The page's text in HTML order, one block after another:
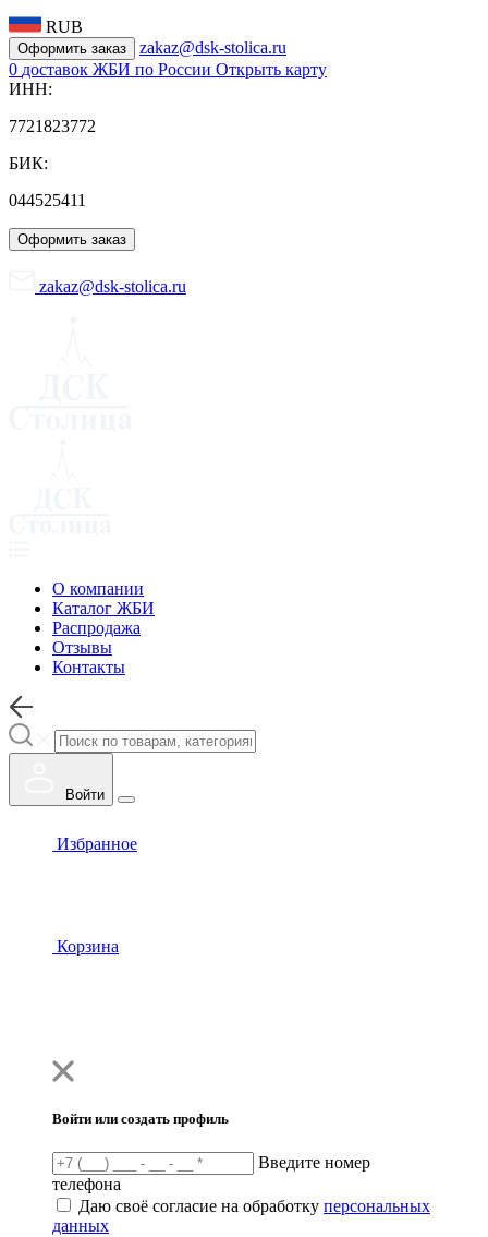
RUB
Оформить заказ
zakaz@dsk-stolica.ru
0 доставок ЖБИ по России Открыть карту
ИНН:
7721823772
БИК:
044525411
Оформить заказ
zakaz@dsk-stolica.ru
О компании
Каталог ЖБИ
Распродажа
Отзывы
Контакты
Войти
Избранное
Корзина
Войти или создать профиль
Введите номер
телефона
Даю своё согласие на обработку персональных
данных